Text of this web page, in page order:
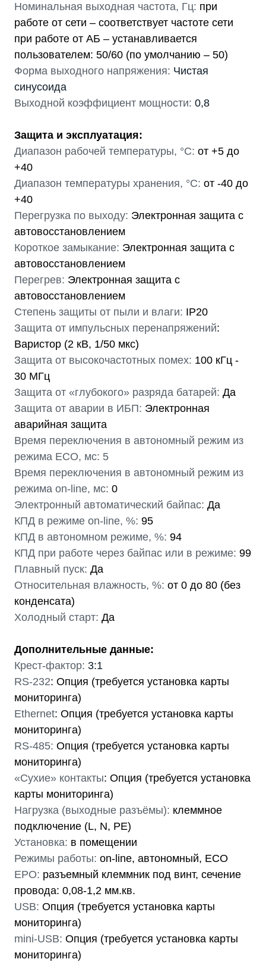
Номинальная выходная частота, Гц: при
работе от сети – соответствует частоте сети
при работе от АБ – устанавливается
пользователем: 50/60 (по умолчанию – 50)
Форма выходного напряжения: Чистая
синусоида
Выходной коэффициент мощности: 0,8
Защита и эксплуатация:
Диапазон рабочей температуры, °С: от +5 до
+40
Диапазон температуры хранения, °С: от -40 до
+40
Перегрузка по выходу: Электронная защита c
автовосстановлением
Короткое замыкание: Электронная защита c
автовосстановлением
Перегрев: Электронная защита c
автовосстановлением
Степень защиты от пыли и влаги: IP20
Защита от импульсных перенапряжений:
Варистор (2 кВ, 1/50 мкс)
Защита от высокочастотных помех: 100 кГц -
30 МГц
Защита от «глубокого» разряда батарей: Да
Защита от аварии в ИБП: Электронная
аварийная защита
Время переключения в автономный режим из
режима ECO, мс: 5
Время переключения в автономный режим из
режима on-line, мс: 0
Электронный автоматический байпас: Да
КПД в режиме on-line, %: 95
КПД в автономном режиме, %: 94
КПД при работе через байпас или в режиме: 99
Плавный пуск: Да
Относительная влажность, %: от 0 до 80 (без
конденсата)
Холодный старт: Да
Дополнительные данные:
Крест-фактор: 3:1
RS-232: Опция (требуется установка карты
мониторинга)
Ethernet: Опция (требуется установка карты
мониторинга)
RS-485: Опция (требуется установка карты
мониторинга)
«Сухие» контакты: Опция (требуется установка
карты мониторинга)
Нагрузка (выходные разъёмы): клеммное
подключение (L, N, PE)
Установка: в помещении
Режимы работы: on-line, автономный, ECO
EPO: разъемный клеммник под винт, сечение
провода: 0,08-1,2 мм.кв.
USB: Опция (требуется установка карты
мониторинга)
mini-USB: Опция (требуется установка карты
мониторинга)